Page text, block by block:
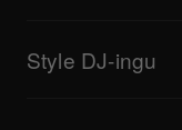
Miksery DJ
Systemy all-in-one
Style DJ-ingu